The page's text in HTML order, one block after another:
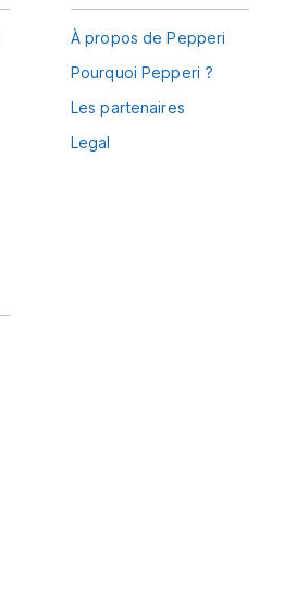
À propos de Pepperi
Pourquoi Pepperi ?
Les partenaires
Legal